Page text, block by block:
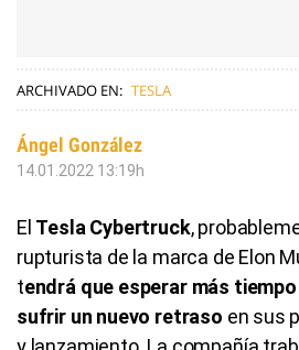
ARCHIVADO EN: TESLA
Ángel González
14.01.2022 13:19h
El Tesla Cybertruck,
rupturista de la marca de Elon
tendrá que esperar más
sufrir un nuevo retraso en sus